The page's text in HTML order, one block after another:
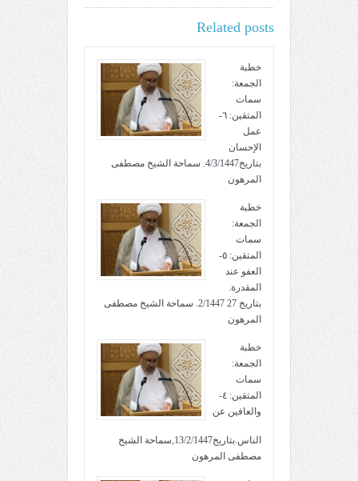
Related posts
خطبة
الجمعة:
سمات
المتقين: ٦-
عمل
الإحسان
بتاريخ4/3/1447. سماحة الشيخ مصطفى
المرهون
خطبة
الجمعة:
سمات
المتقين: ٥-
العفو عند
المقدرة.
بتاريخ 27 2/1447. سماحة الشيخ مصطفى
المرهون
خطبة
الجمعة:
سمات
المتقين: ٤-
والعافين عن
الناس.بتاريخ13/2/1447,سماحة الشيخ
مصطفى المرهون